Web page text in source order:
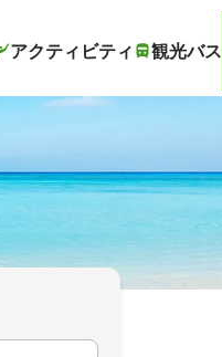
アクティビティ 観光バス